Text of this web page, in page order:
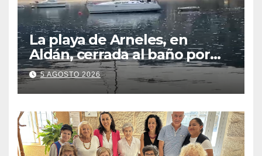
La playa de Arneles, en
Aldán, cerrada al baño por
contaminación del agua tras
detectarse restos fecales
5 AGOSTO 2026